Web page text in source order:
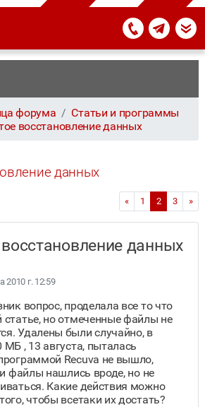
форума
Статьи и программы
восстановление данных
данных
« 1 2 3 »
данных
2010 г. 12:59
вопрос, проделала все то что
статье, но отмеченные файлы не
Удалены были случайно, в
, 13 августа, пыталась
Recuva не вышло,
файлы нашлись вроде, но не
Какие действия можно
чтобы всетаки их достать?